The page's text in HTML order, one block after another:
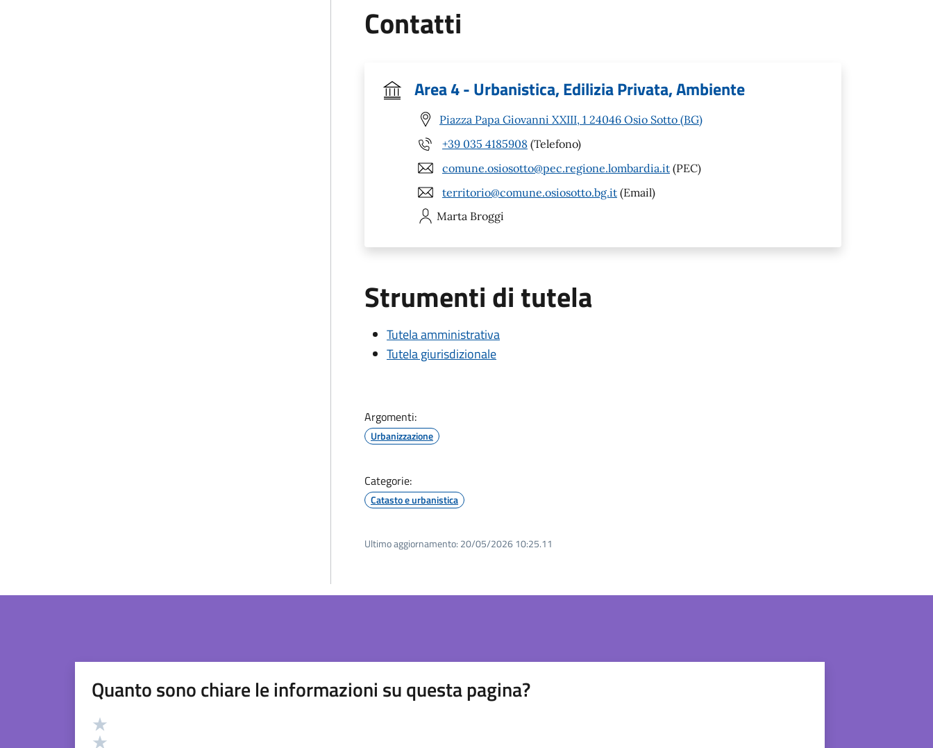
Contatti
Area 4 - Urbanistica, Edilizia Privata, Ambiente
Piazza Papa Giovanni XXIII, 1 24046 Osio Sotto (BG)
+39 035 4185908 (Telefono)
comune.osiosotto@pec.regione.lombardia.it (PEC)
territorio@comune.osiosotto.bg.it (Email)
Marta Broggi
Strumenti di tutela
Tutela amministrativa
Tutela giurisdizionale
Argomenti:
Urbanizzazione
Categorie:
Catasto e urbanistica
Ultimo aggiornamento: 20/05/2026 10:25.11
Quanto sono chiare le informazioni su questa pagina?
Valutazione